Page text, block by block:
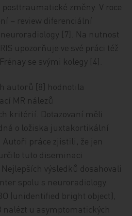
změny. V roce
– review diferenciální
[7]. Na nutnost
upozorňuje ve své práci též
se svými kolegy [4].
autorů [8] hodnotila
MR nálezů
kritérií. Dotazovaní měli
o ložiska juxtakortikální
práce zjistili, že jen
tuto diseminaci
výsledků dosahovali
spolu s neuroradiology.
(unidentified bright object),
nalézt u asymptomatických